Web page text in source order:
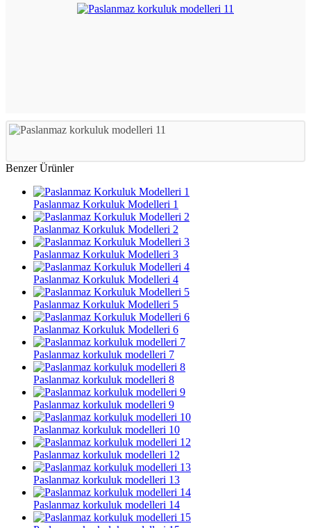
Benzer Ürünler
Paslanmaz Korkuluk Modelleri 1
Paslanmaz Korkuluk Modelleri 2
Paslanmaz Korkuluk Modelleri 3
Paslanmaz Korkuluk Modelleri 4
Paslanmaz Korkuluk Modelleri 5
Paslanmaz Korkuluk Modelleri 6
Paslanmaz korkuluk modelleri 7
Paslanmaz korkuluk modelleri 8
Paslanmaz korkuluk modelleri 9
Paslanmaz korkuluk modelleri 10
Paslanmaz korkuluk modelleri 12
Paslanmaz korkuluk modelleri 13
Paslanmaz korkuluk modelleri 14